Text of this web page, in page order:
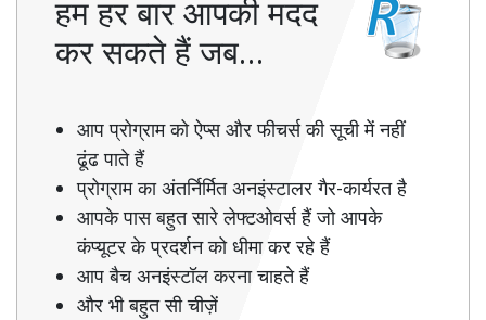
हम हर बार आपकी मदद
कर सकते हैं जब…
आप प्रोग्राम को ऐप्स और फीचर्स की सूची में नहीं
ढूंढ पाते हैं
प्रोग्राम का अंतर्निर्मित अनइंस्टालर गैर-कार्यरत है
आपके पास बहुत सारे लेफ्टओवर्स हैं जो आपके
कंप्यूटर के प्रदर्शन को धीमा कर रहे हैं
आप बैच अनइंस्टॉल करना चाहते हैं
और भी बहुत सी चीज़ें